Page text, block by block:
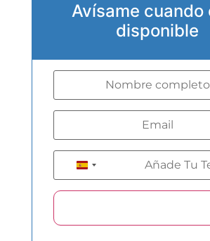
Avísame cuando
disponible
Spain +34